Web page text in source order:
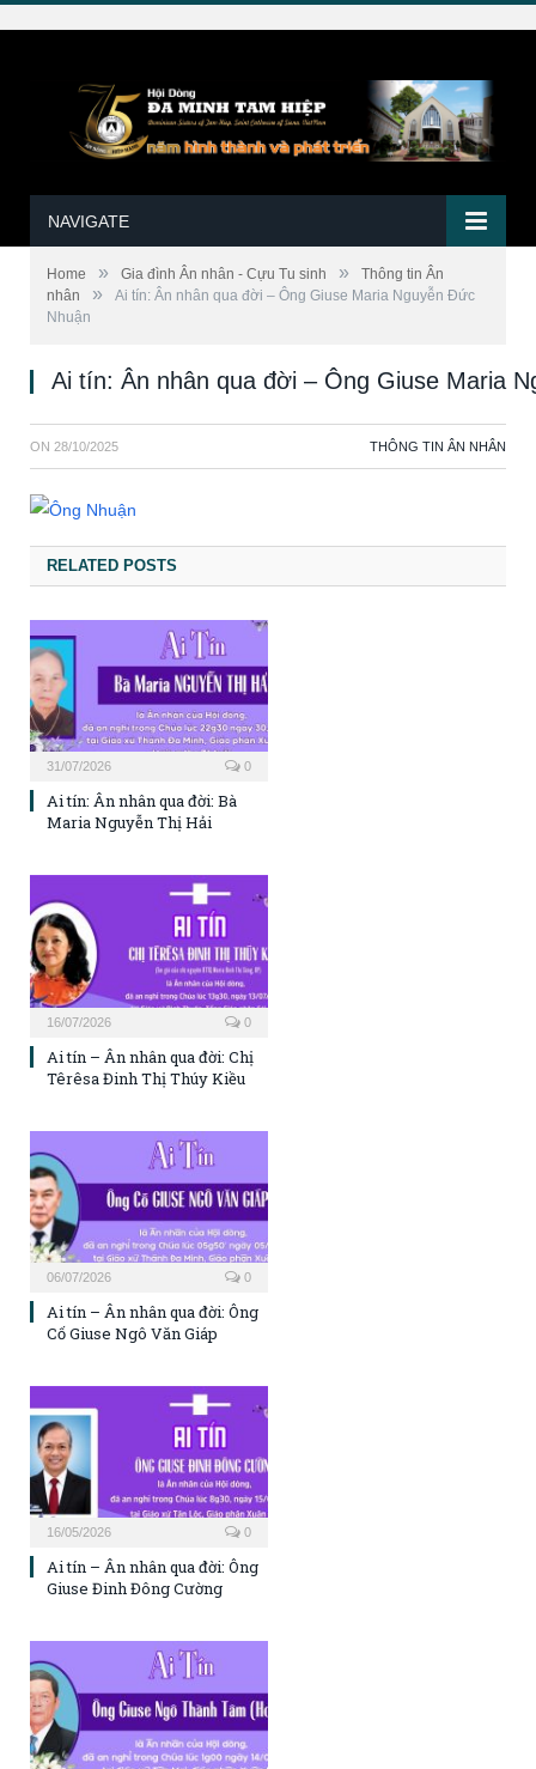
NAVIGATE
Home » Gia đình Ân nhân - Cựu Tu sinh »
Thông tin Ân
nhân
»
Ai tín: Ân nhân qua đời – Ông Giuse Maria Nguyễn Đức
Nhuận
Ai tín: Ân nhân qua đời – Ông Giuse Maria
ON 28/10/2025 THÔNG TIN ÂN NHÂN
RELATED POSTS
31/07/2026 0
Ai tín: Ân nhân qua đời: Bà
Maria Nguyễn Thị Hải
16/07/2026 0
Ai tín – Ân nhân qua đời: Chị
Têrêsa Đinh Thị Thúy Kiều
06/07/2026 0
Ai tín – Ân nhân qua đời: Ông
Cố Giuse Ngô Văn Giáp
16/05/2026 0
Ai tín – Ân nhân qua đời: Ông
Giuse Đinh Đông Cường